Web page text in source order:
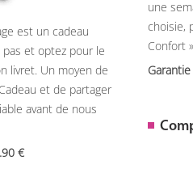
est un cadeau
et optez pour le
livret. Un moyen de
et de partager
avant de nous
une
choisie,
Confort